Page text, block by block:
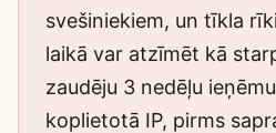
svešiniekiem, un tīkla
laikā var atzīmēt kā
zaudēju 3 nedēļu
koplietotā IP, pirms